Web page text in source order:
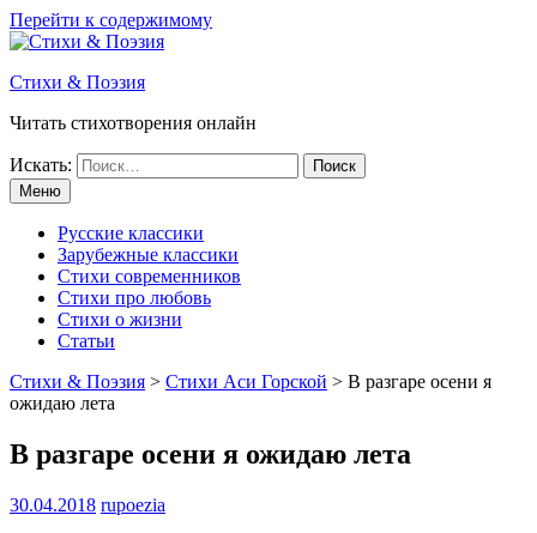
Перейти к содержимому
Стихи & Поэзия
Читать стихотворения онлайн
Искать:
Меню
Русские классики
Зарубежные классики
Стихи современников
Стихи про любовь
Стихи о жизни
Статьи
Стихи & Поэзия > Стихи Аси Горской > В разгаре осени я
ожидаю лета
В разгаре осени я ожидаю лета
30.04.2018 rupoezia